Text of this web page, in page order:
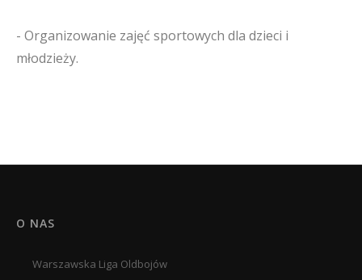
- Organizowanie zajęć sportowych dla dzieci i
młodzieży.
O NAS
Warszawska Liga Oldbojów